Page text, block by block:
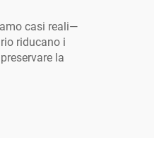
casi reali—
riducano i
la